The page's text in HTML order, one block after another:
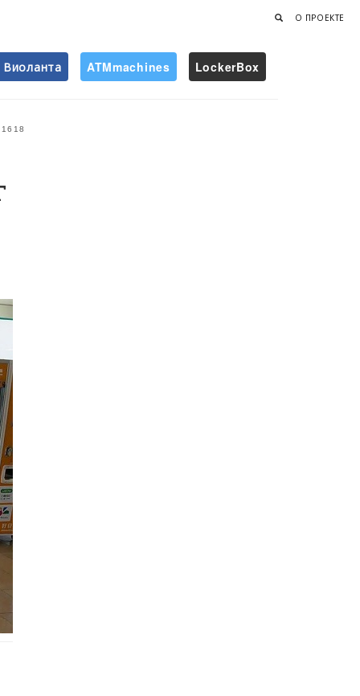
О ПРОЕКТЕ
Виоланта ATMmachines LockerBox
1618